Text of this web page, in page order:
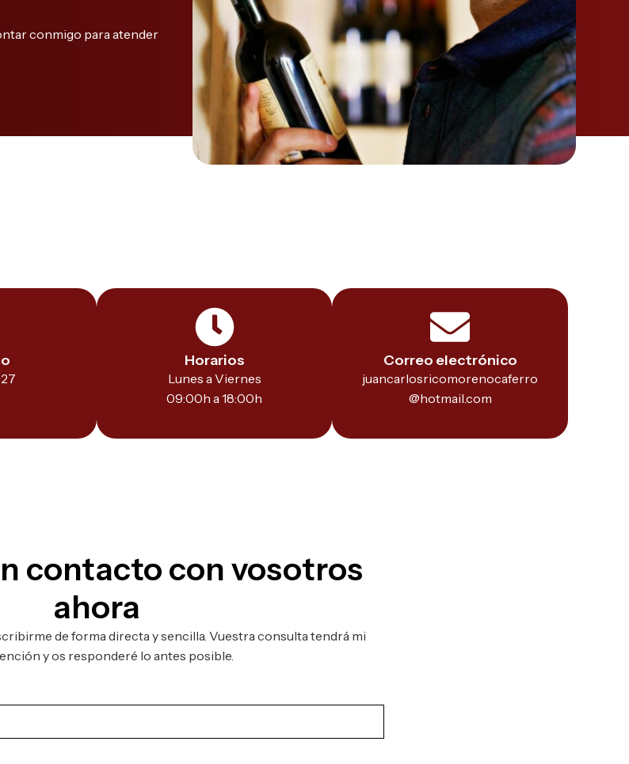
conmigo para atender
Horarios
Lunes a Viernes
09:00h a 18:00h
Correo electrónico
juancarlosricomorenocaferro
@hotmail.com
contacto con vosotros
ahora
de forma directa y sencilla. Vuestra consulta tendrá mi
y os responderé lo antes posible.